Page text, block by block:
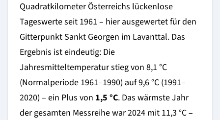
Quadratkilometer Österreichs lückenlose
Tageswerte seit 1961 – hier ausgewertet für den
Gitterpunkt Sankt Georgen im Lavanttal. Das
Ergebnis ist eindeutig: Die
Jahresmitteltemperatur stieg von 8,1 °C
(Normalperiode 1961–1990) auf 9,6 °C (1991–
2020) – ein Plus von 1,5 °C. Das wärmste Jahr
der gesamten Messreihe war 2024 mit 11,3 °C –